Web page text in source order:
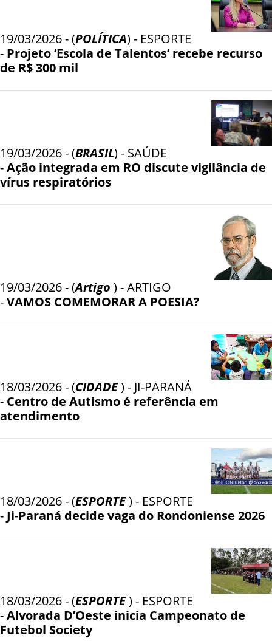
19/03/2026 - (POLÍTICA) - ESPORTE
- Projeto ‘Escola de Talentos’ recebe recurso
de R$ 300 mil
19/03/2026 - (BRASIL) - SAÚDE
-Ação integrada em RO discute vigilância de
vírus respiratórios
19/03/2026 - (Artigo ) - ARTIGO
-VAMOS COMEMORAR A POESIA?
18/03/2026 - (CIDADE) - JI-PARANÁ
- Centro de Autismo é referência em
atendimento
18/03/2026 - (ESPORTE) - ESPORTE
- Ji-Paraná decide vaga do Rondoniense 2026
18/03/2026 - (ESPORTE) - ESPORTE
-Alvorada D’Oeste inicia Campeonato de
Futebol Society